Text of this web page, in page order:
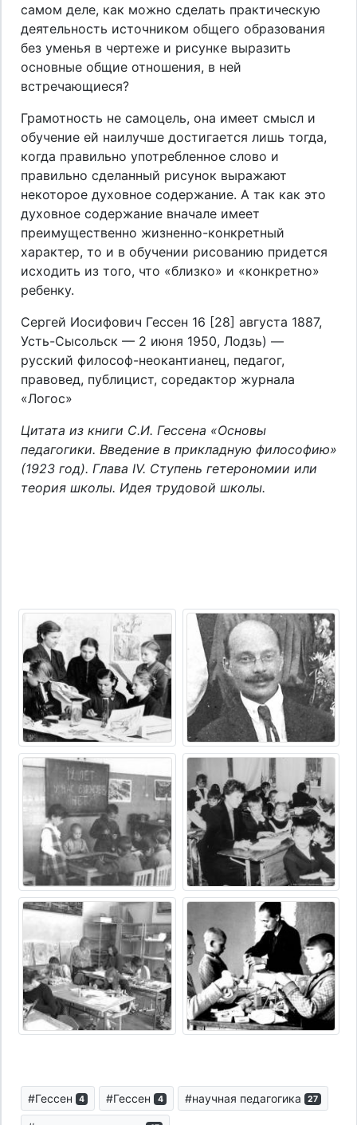
самом деле, как можно сделать практическую
деятельность источником общего образования
без уменья в чертеже и рисунке выразить
основные общие отношения, в ней
встречающиеся?
Грамотность не самоцель, она имеет смысл и
обучение ей наилучше достигается лишь тогда,
когда правильно употребленное слово и
правильно сделанный рисунок выражают
некоторое духовное содержание. А так как это
духовное содержание вначале имеет
преимущественно жизненно-конкретный
характер, то и в обучении рисованию придется
исходить из того, что «близко» и «конкретно»
ребенку.
Сергей Иосифович Гессен 16 [28] августа 1887,
Усть-Сысольск — 2 июня 1950, Лодзь) —
русский философ-неокантианец, педагог,
правовед, публицист, соредактор журнала
«Логос»
Цитата из книги С.И. Гессена «Основы
педагогики. Введение в прикладную философию»
(1923 год). Глава IV. Ступень гетерономии или
теория школы. Идея трудовой школы.
#Гессен 4 #Гессен 4 #научная педагогика 27